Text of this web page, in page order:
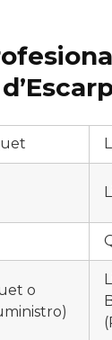
o